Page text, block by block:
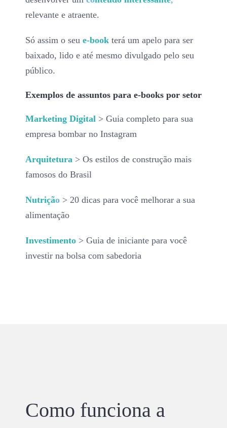
relevante e atraente.
Só assim o seu e-bookterá um apelo para ser
baixado, lido e até mesmo divulgado pelo seu
público.
Exemplos de assuntos para e-books por setor
Marketing Digital > Guia completo para sua
empresa bombar no Instagram
Arquitetura > Os estilos de construção mais
famosos do Brasil
Nutrição> 20 dicas para você melhorar a sua
alimentação
Investimento> Guia de iniciante para você
investir na bolsa com sabedoria
Como funciona a